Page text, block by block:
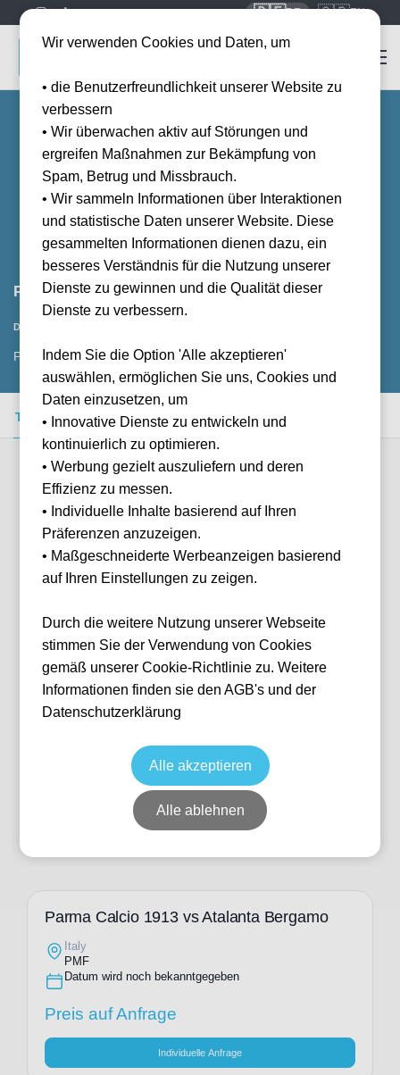
🇩🇪DE 🇬🇧EN
Parma Calcio 1913 vs Atalanta Bergamo
Datum wird noch bekanntgegeben
PMF, IT
Tickets kaufen Event-Info FAQ
Verfügbare Kategorien (1)
Tribuna Centrale Petitot
Datum wird noch bekanntgegeben
Keine Tickets verfügbar
Italien Stadio Ennio Tardini
Parma Calcio 1913 vs Atalanta Bergamo
Italy
PMF
Datum wird noch bekanntgegeben
Preis auf Anfrage
Individuelle Anfrage
Wir verwenden Cookies und Daten, um
• die Benutzerfreundlichkeit unserer Website zu
verbessern
• Wir überwachen aktiv auf Störungen und
ergreifen Maßnahmen zur Bekämpfung von
Spam, Betrug und Missbrauch.
• Wir sammeln Informationen über Interaktionen
und statistische Daten unserer Website. Diese
gesammelten Informationen dienen dazu, ein
besseres Verständnis für die Nutzung unserer
Dienste zu gewinnen und die Qualität dieser
Dienste zu verbessern.
Indem Sie die Option 'Alle akzeptieren'
auswählen, ermöglichen Sie uns, Cookies und
Daten einzusetzen, um
• Innovative Dienste zu entwickeln und
kontinuierlich zu optimieren.
• Werbung gezielt auszuliefern und deren
Effizienz zu messen.
• Individuelle Inhalte basierend auf Ihren
Präferenzen anzuzeigen.
• Maßgeschneiderte Werbeanzeigen basierend
auf Ihren Einstellungen zu zeigen.
Durch die weitere Nutzung unserer Webseite
stimmen Sie der Verwendung von Cookies
gemäß unserer Cookie-Richtlinie zu. Weitere
Informationen finden sie den AGB's und der
Datenschutzerklärung
Alle akzeptieren
Alle ablehnen